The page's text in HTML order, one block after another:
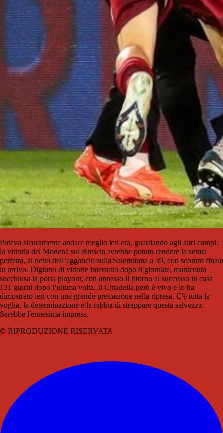
Poteva sicuramente andare meglio ieri era, guardando agli altri campi:
la vittoria del Modena sul Brescia avrebbe potuto rendere la serata
perfetta, al netto dell’aggancio sulla Salernitana a 39, con scontro finale
in arrivo. Digiuno di vittorie interrotto dopo 8 giornate, mantenuta
socchiusa la porta playout, con annesso il ritorno al successo in casa
131 giorni dopo l’ultima volta. Il Cittadella però è vivo e lo ha
dimostrato ieri con una grande prestazione nella ripresa. C'è tutta la
voglia, la determinazione e la rabbia di strappare questa salvezza.
Sarebbe l'ennesima impresa.
© RIPRODUZIONE RISERVATA